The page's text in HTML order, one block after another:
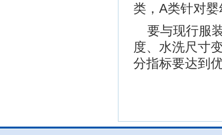
类，A类针对
要与现行服
度、水洗尺寸
分指标要达到